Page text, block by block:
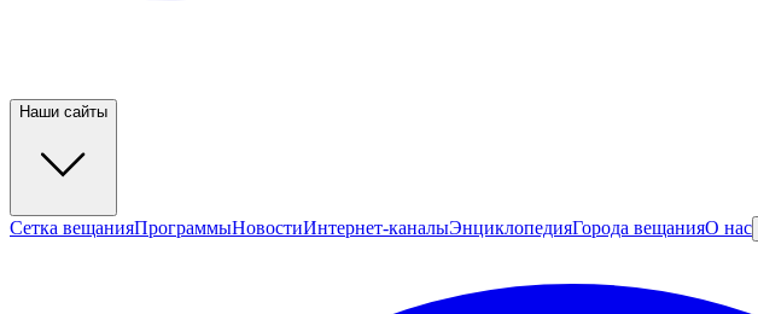
Наши сайты
Сетка вещанияПрограммыНовостиИнтернет-каналыЭнциклопедияГорода вещанияО нас